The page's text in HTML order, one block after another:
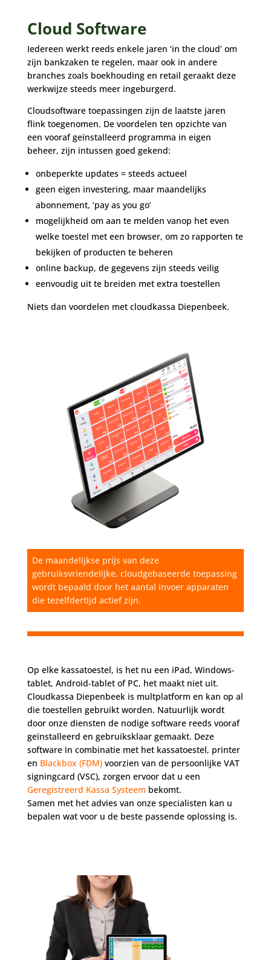
Cloud Software
Iedereen werkt reeds enkele jaren ‘in the cloud’ om
zijn bankzaken te regelen, maar ook in andere
branches zoals boekhouding en retail geraakt deze
werkwijze steeds meer ingeburgerd.
Cloudsoftware toepassingen zijn de laatste jaren
flink toegenomen. De voordelen ten opzichte van
een vooraf geïnstalleerd programma in eigen
beheer, zijn intussen goed gekend:
onbeperkte updates = steeds actueel
geen eigen investering, maar maandelijks
abonnement, ‘pay as you go’
mogelijkheid om aan te melden vanop het even
welke toestel met een browser, om zo rapporten te
bekijken of producten te beheren
online backup, de gegevens zijn steeds veilig
eenvoudig uit te breiden met extra toestellen
Niets dan voordelen met cloudkassa Diepenbeek.
De maandelijkse prijs van deze
gebruiksvriendelijke, cloudgebaseerde toepassing
wordt bepaald door het aantal invoer apparaten
die tezelfdertijd actief zijn.
Op elke kassatoestel, is het nu een iPad, Windows-
tablet, Android-tablet of PC, het maakt niet uit.
Cloudkassa Diepenbeek is multplatform en kan op al
die toestellen gebruikt worden. Natuurlijk wordt
door onze diensten de nodige software reeds vooraf
geïnstalleerd en gebruiksklaar gemaakt. Deze
software in combinatie met het kassatoestel, printer
en Blackbox (FDM)voorzien van de persoonlijke VAT
signingcard (VSC), zorgen ervoor dat u een
Geregistreerd Kassa Systeem bekomt.
Samen met het advies van onze specialisten kan u
bepalen wat voor u de beste passende oplossing is.